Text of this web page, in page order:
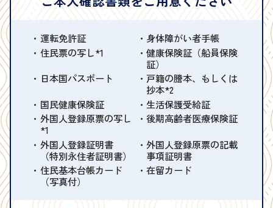
運転免許証
身体障がい者手帳
住民票の写し*1
健康保険証（船員保険
証）
日本国パスポート
戸籍の謄本、もしくは
抄本*2
国民健康保険証
生活保護受給証
外国人登録原票の写し
*1
後期高齢者医療保険証
外国人登録証明書
（特別永住者証明書）
外国人登録原票の記載
事項証明書
住民基本台帳カード
（写真付）
在留カード